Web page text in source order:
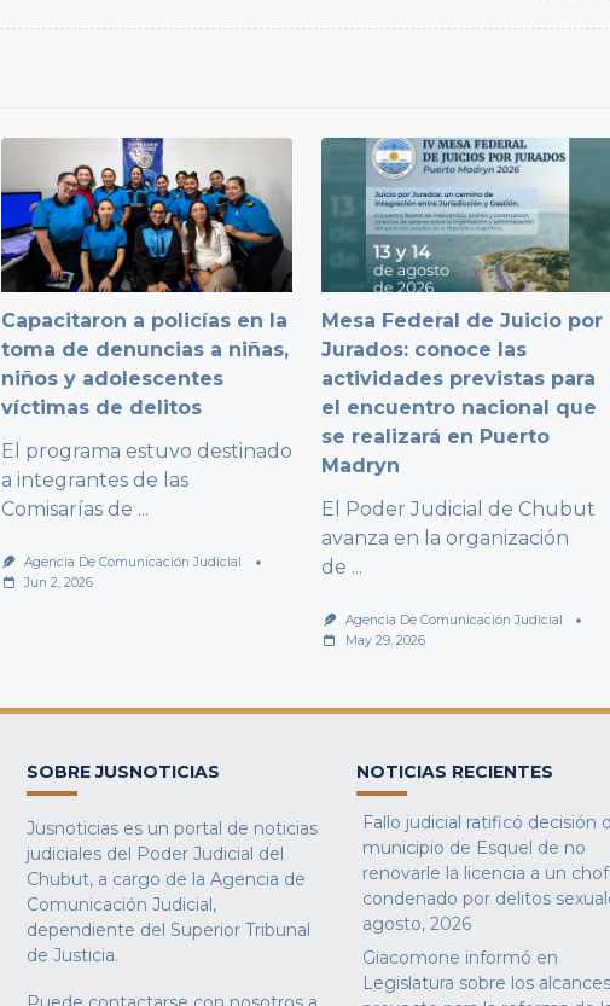
Capacitaron a policías en la
toma de denuncias a niñas,
niños y adolescentes
víctimas de delitos
El programa estuvo destinado
a integrantes de las
Comisarías de ...
Agencia De Comunicación Judicial
Jun 2, 2026
Mesa Federal de Juicio por
Jurados: conoce las
actividades previstas para
el encuentro nacional que
se realizará en Puerto
Madryn
El Poder Judicial de Chubut
avanza en la organización
de ...
Agencia De Comunicación Judicial
May 29, 2026
SOBRE JUSNOTICIAS
Jusnoticias es un portal de noticias
judiciales del Poder Judicial del
Chubut, a cargo de la Agencia de
Comunicación Judicial,
dependiente del Superior Tribunal
de Justicia.
NOTICIAS RECIENTES
Fallo judicial ratificó decisión
municipio de Esquel de no
renovarle la licencia a un
condenado por delitos
agosto, 2026
Giacomone informó en
Legislatura sobre los